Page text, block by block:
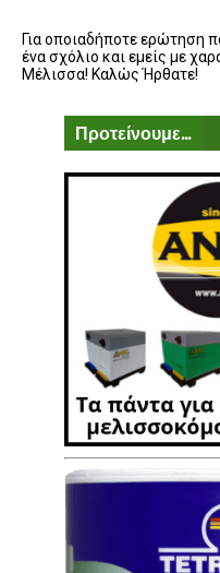
Για οποιαδήποτε ερώτηση
ένα σχόλιο και εμείς με
Μέλισσα! Καλώς Ήρθατε!
Προτείνουμε...